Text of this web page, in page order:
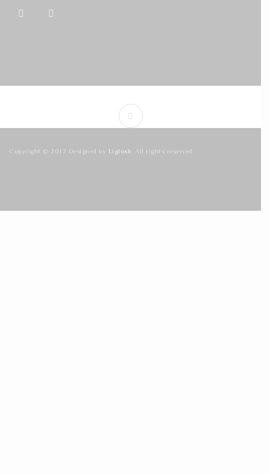
Copyright © 2017 Designed by Liglosh . All rights reserved.